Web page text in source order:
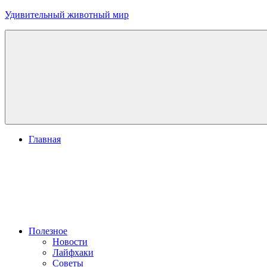
Перейти
Удивительный животный мир
Главная
Полезное
Новости
Лайфхаки
Советы